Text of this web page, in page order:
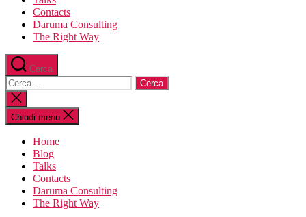
Contacts
Daruma Consulting
The Right Way
Cerca
Cerca:
Chiudi
la
ricerca
Chiudi menu
Home
Blog
Talks
Contacts
Daruma Consulting
The Right Way